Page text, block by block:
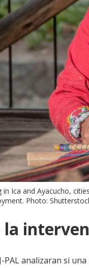
in Ica and Ayacucho,
Photo:
la
PAL analizaran si